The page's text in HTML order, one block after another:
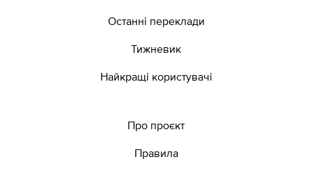
Останні переклади
Тижневик
Найкращі користувачі
Про проєкт
Правила